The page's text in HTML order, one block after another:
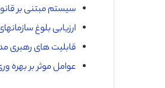
سیستم مبتنی بر
ارزیابی بلوغ
قابلیت های رهبری
عوامل موثر بر بهره